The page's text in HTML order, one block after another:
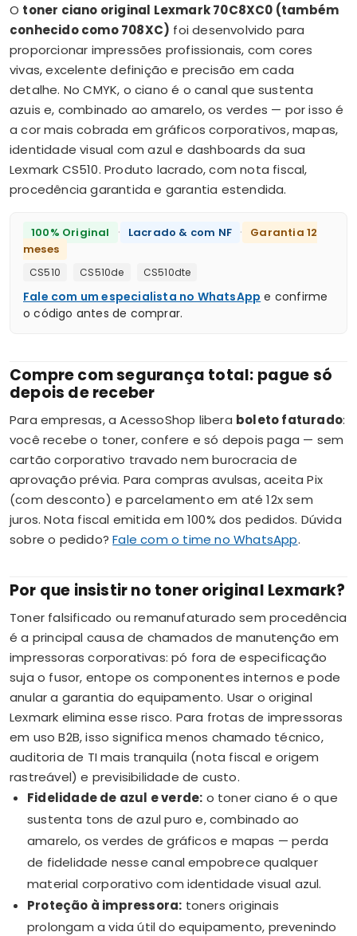
O toner ciano original Lexmark 70C8XC0 (também
conhecido como 708XC) foi desenvolvido para
proporcionar impressões profissionais, com cores
vivas, excelente definição e precisão em cada
detalhe. No CMYK, o ciano é o canal que sustenta
azuis e, combinado ao amarelo, os verdes — por isso é
a cor mais cobrada em gráficos corporativos, mapas,
identidade visual com azul e dashboards da sua
Lexmark CS510. Produto lacrado, com nota fiscal,
procedência garantida e garantia estendida.
100% Original · Lacrado & com NF ·
Garantia 12
meses
CS510 CS510de CS510dte
Fale com um especialista no WhatsApp e confirme
o código antes de comprar.
Compre com segurança total: pague só
depois de receber
Para empresas, a AcessoShop libera boleto faturado:
você recebe o toner, confere e só depois paga — sem
cartão corporativo travado nem burocracia de
aprovação prévia. Para compras avulsas, aceita Pix
(com desconto) e parcelamento em até 12x sem
juros. Nota fiscal emitida em 100% dos pedidos. Dúvida
sobre o pedido?Fale com o time no WhatsApp.
Por que insistir no toner original Lexmark?
Toner falsificado ou remanufaturado sem procedência
é a principal causa de chamados de manutenção em
impressoras corporativas: pó fora de especificação
suja o fusor, entope os componentes internos e pode
anular a garantia do equipamento. Usar o original
Lexmark elimina esse risco. Para frotas de impressoras
em uso B2B, isso significa menos chamado técnico,
auditoria de TI mais tranquila (nota fiscal e origem
rastreável) e previsibilidade de custo.
Fidelidade de azul e verde: o toner ciano é o que
sustenta tons de azul puro e, combinado ao
amarelo, os verdes de gráficos e mapas — perda
de fidelidade nesse canal empobrece qualquer
material corporativo com identidade visual azul.
Proteção à impressora: toners originais
prolongam a vida útil do equipamento, prevenindo